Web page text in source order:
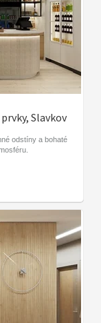
Slavkov
odstíny a bohaté